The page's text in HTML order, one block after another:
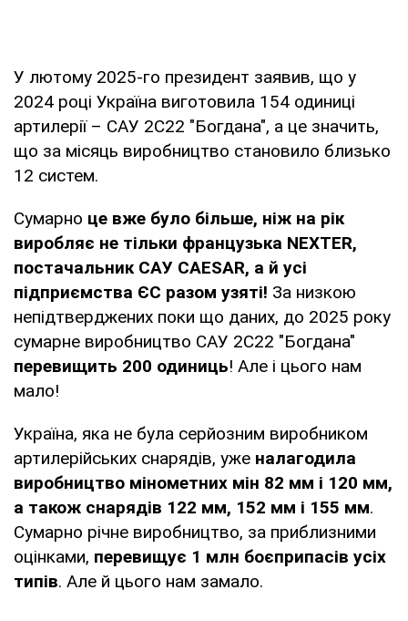
У лютому 2025-го президент заявив, що у
2024 році Україна виготовила 154 одиниці
артилерії – САУ 2С22 "Богдана", а це значить,
що за місяць виробництво становило близько
12 систем.
Сумарно це вже було більше, ніж на рік
виробляє не тільки французька NEXTER,
постачальник САУ CAESAR, а й усі
підприємства ЄС разом узяті! За низкою
непідтверджених поки що даних, до 2025 року
сумарне виробництво САУ 2С22 "Богдана"
перевищить 200 одиниць! Але і цього нам
мало!
Україна, яка не була серйозним виробником
артилерійських снарядів, уже налагодила
виробництво мінометних мін 82 мм і 120 мм,
а також снарядів 122 мм, 152 мм і 155 мм.
Сумарно річне виробництво, за приблизними
оцінками, перевищує 1 млн боєприпасів усіх
типів. Але й цього нам замало.